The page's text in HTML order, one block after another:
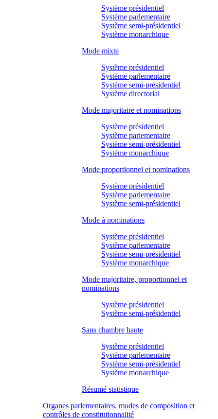
Système présidentiel
Système parlementaire
Système semi-présidentiel
Système monarchique
Mode mixte
Système présidentiel
Système parlementaire
Système semi-présidentiel
Système directorial
Mode majoritaire et nominations
Système présidentiel
Système parlementaire
Système semi-présidentiel
Système monarchique
Mode proportionnel et nominations
Système présidentiel
Système parlementaire
Système semi-présidentiel
Mode à nominations
Système présidentiel
Système parlementaire
Système semi-présidentiel
Système monarchique
Mode majoritaire, proportionnel et
nominations
Système présidentiel
Système semi-présidentiel
Sans chambre haute
Système présidentiel
Système parlementaire
Système semi-présidentiel
Système monarchique
Résumé statistique
Organes parlementaires, modes de composition et
contrôles de constitutionnalité